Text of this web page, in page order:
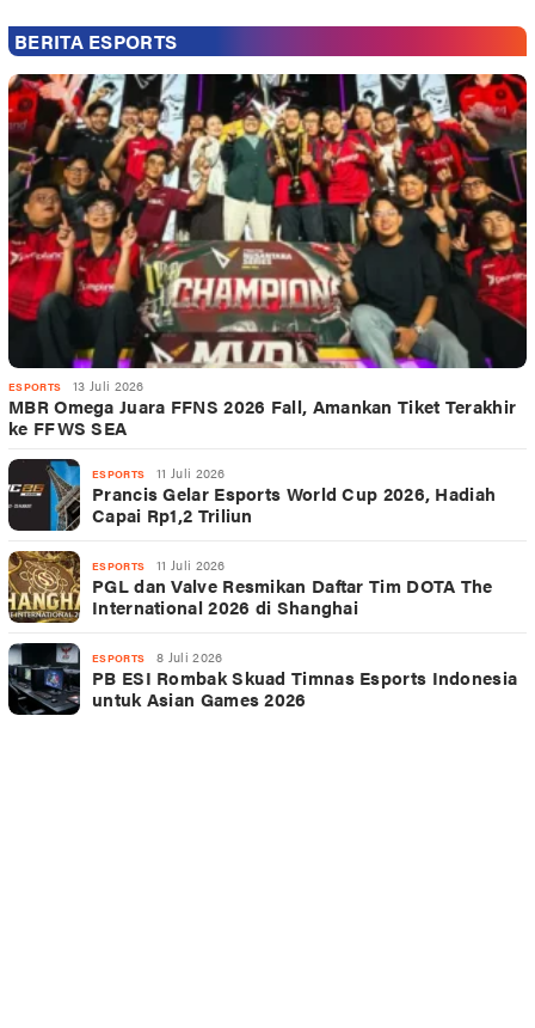
BERITA ESPORTS
ESPORTS 13 Juli 2026
MBR Omega Juara FFNS 2026 Fall, Amankan Tiket Terakhir
ke FFWS SEA
ESPORTS 11 Juli 2026
Prancis Gelar Esports World Cup 2026, Hadiah
Capai Rp1,2 Triliun
ESPORTS 11 Juli 2026
PGL dan Valve Resmikan Daftar Tim DOTA The
International 2026 di Shanghai
ESPORTS 8 Juli 2026
PB ESI Rombak Skuad Timnas Esports Indonesia
untuk Asian Games 2026